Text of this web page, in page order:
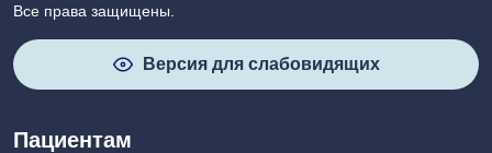
Все права защищены.
Версия для слабовидящих
Пациентам